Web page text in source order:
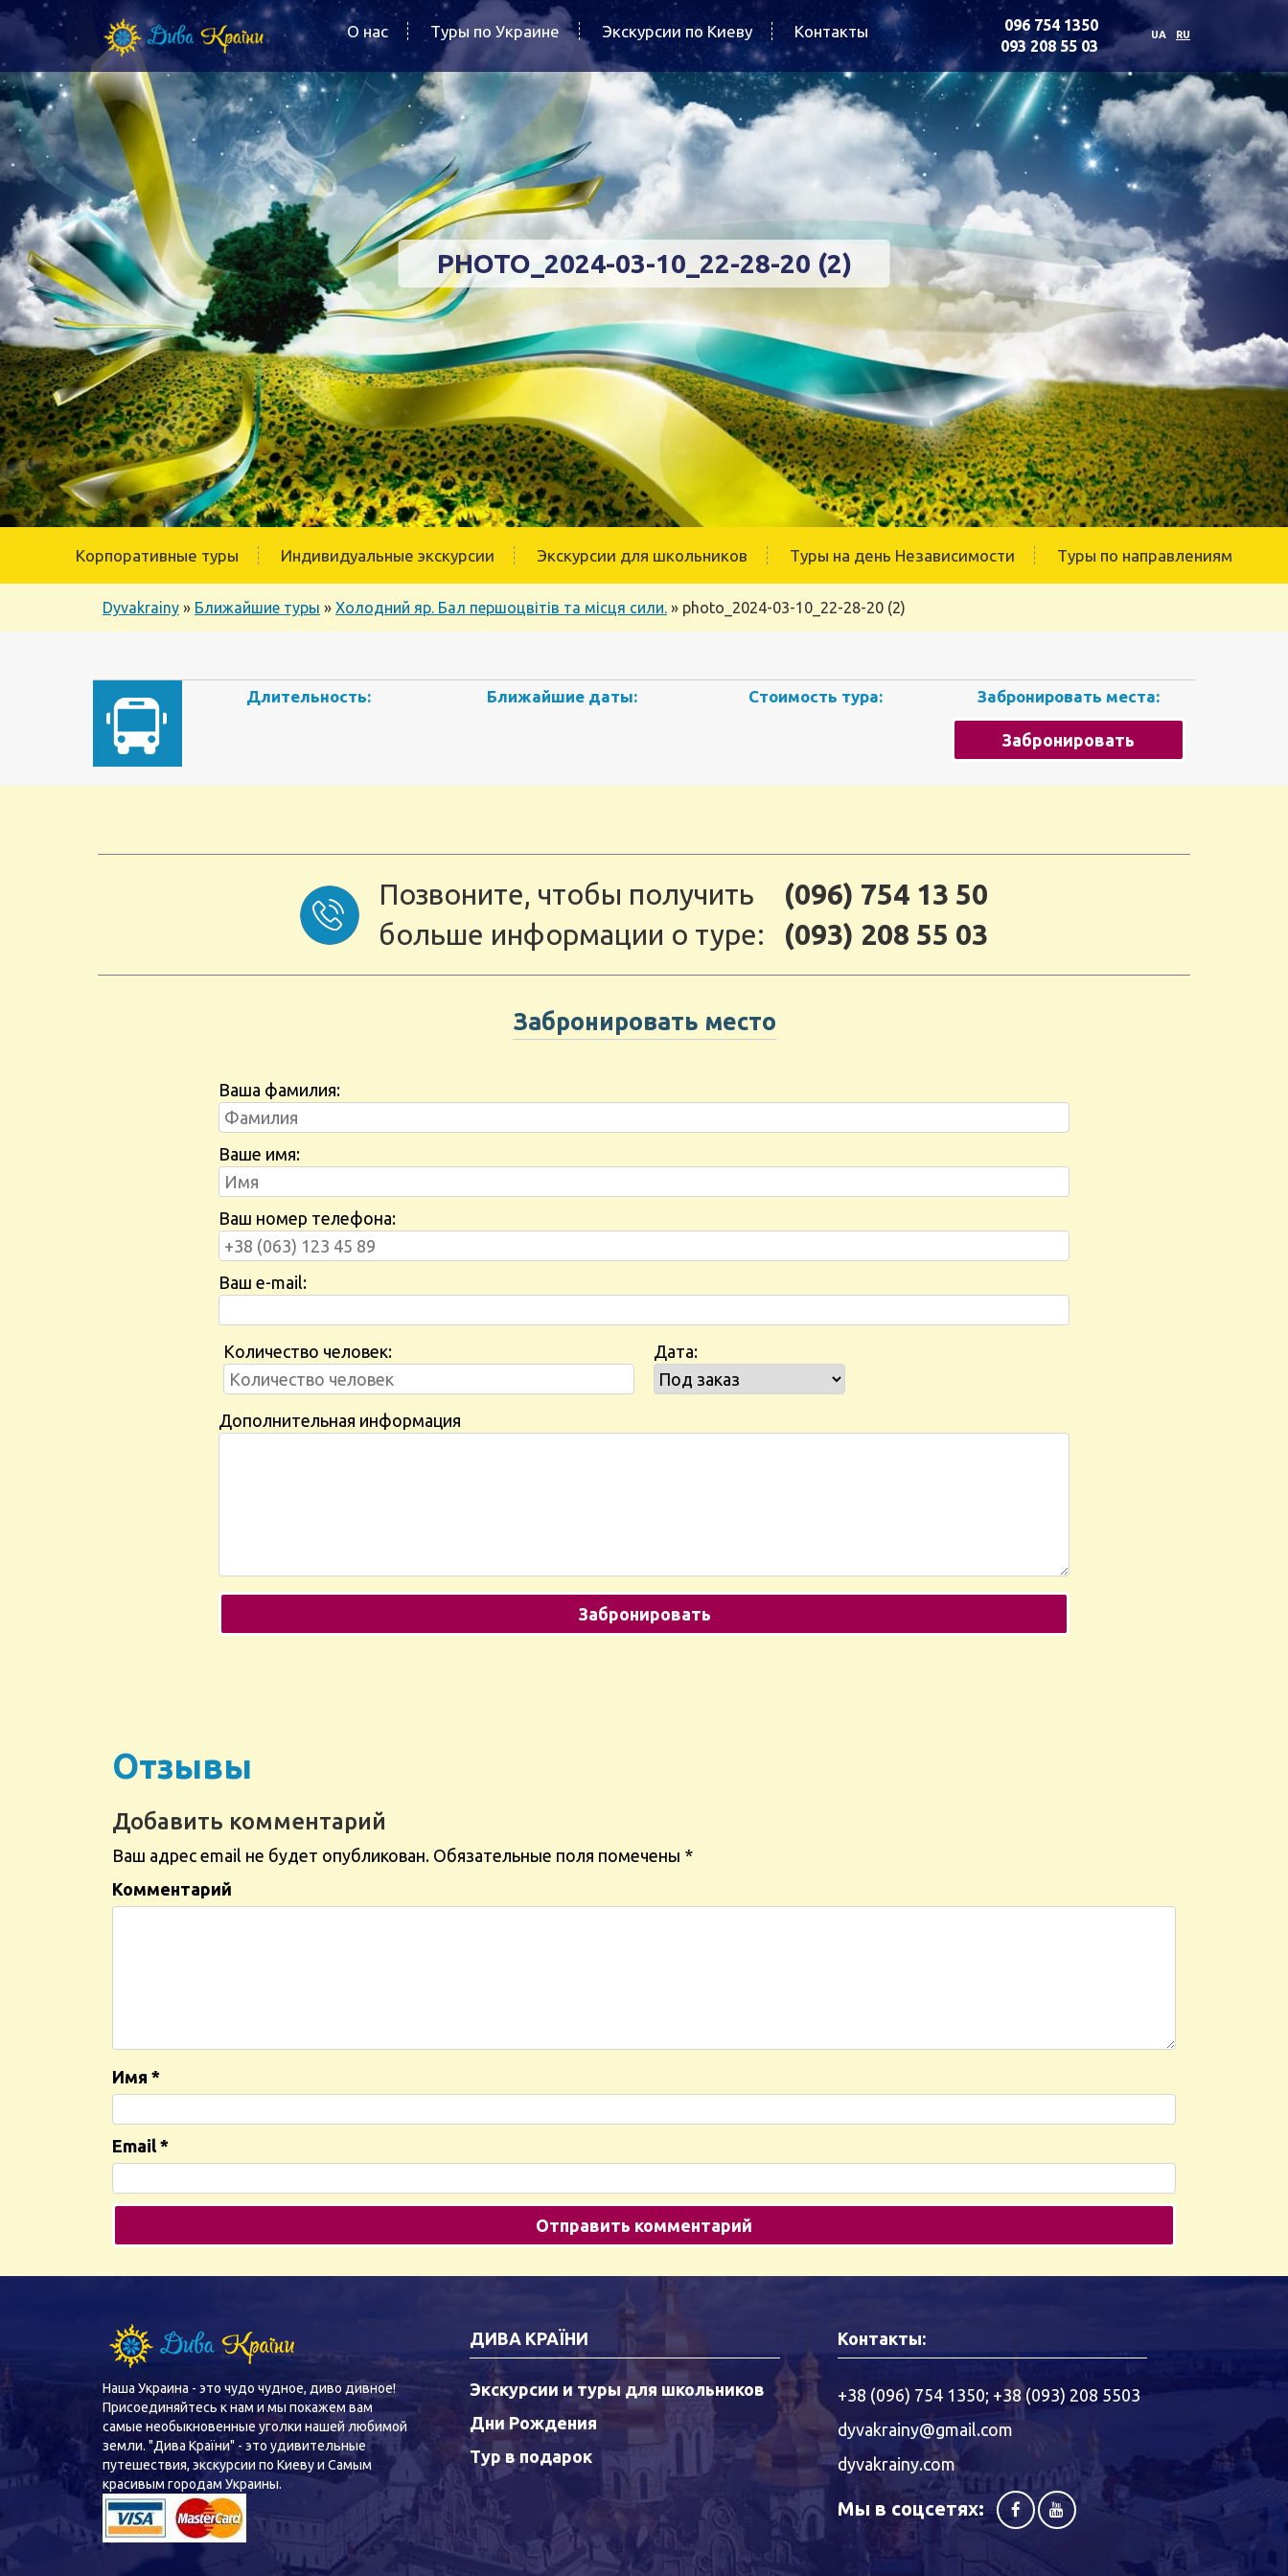
О нас Туры по Украине Экскурсии по Киеву Контакты
096 754 1350
093 208 55 03
UA RU
PHOTO_2024-03-10_22-28-20 (2)
Корпоративные туры Индивидуальные экскурсии Экскурсии для школьников Туры на день Независимости Туры по направлениям
Dyvakrainy » Ближайшие туры » Холодний яр. Бал першоцвітів та місця сили. » photo_2024-03-10_22-28-20 (2)
Длительность: Ближайшие даты: Стоимость тура: Забронировать места:
Забронировать
Позвоните, чтобы получить
больше информации о туре:
(096) 754 13 50
(093) 208 55 03
Забронировать место
Ваша фамилия:
Ваше имя:
Ваш номер телефона:
Ваш e-mail:
Количество человек: Дата:
Дополнительная информация
Отзывы
Добавить комментарий
Ваш адрес email не будет опубликован. Обязательные поля помечены *
Комментарий
Имя *
Email *
Наша Украина - это чудо чудное, диво дивное!
Присоединяйтесь к нам и мы покажем вам
самые необыкновенные уголки нашей любимой
земли. "Дива Країни" - это удивительные
путешествия, экскурсии по Киеву и Самым
красивым городам Украины.
ДИВА КРАЇНИ
Экскурсии и туры для школьников
Дни Рождения
Тур в подарок
Контакты:
+38 (096) 754 1350; +38 (093) 208 5503
dyvakrainy@gmail.com
dyvakrainy.com
Мы в соцсетях: